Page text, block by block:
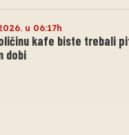
u 06:17h
kafe biste trebali
dobi